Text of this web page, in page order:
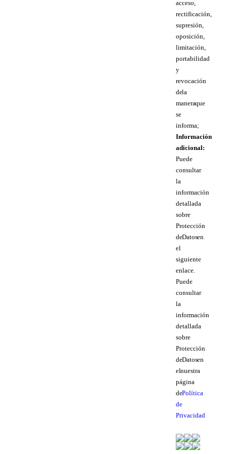
acceso,
rectificación,
supresión,
oposición,
limitación,
portabilidad
y
revocación
de la
manera que
se
informa;
Información
adicional:
Puede
consultar
la
información
detallada
sobre
Protección
de Datos en
el
siguiente
enlace.
Puede
consultar
la
información
detallada
sobre
Protección
de Datos en
el nuestra
página
dePolítica
de
Privacidad